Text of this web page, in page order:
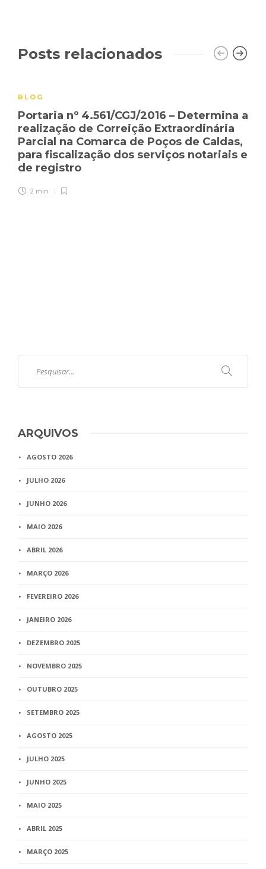
Posts relacionados
BLOG
Portaria nº 4.561/CGJ/2016 – Determina a
realização de Correição Extraordinária
Parcial na Comarca de Poços de Caldas,
para fiscalização dos serviços notariais e
de registro
2 min
ARQUIVOS
AGOSTO 2026
JULHO 2026
JUNHO 2026
MAIO 2026
ABRIL 2026
MARÇO 2026
FEVEREIRO 2026
JANEIRO 2026
DEZEMBRO 2025
NOVEMBRO 2025
OUTUBRO 2025
SETEMBRO 2025
AGOSTO 2025
JULHO 2025
JUNHO 2025
MAIO 2025
ABRIL 2025
MARÇO 2025